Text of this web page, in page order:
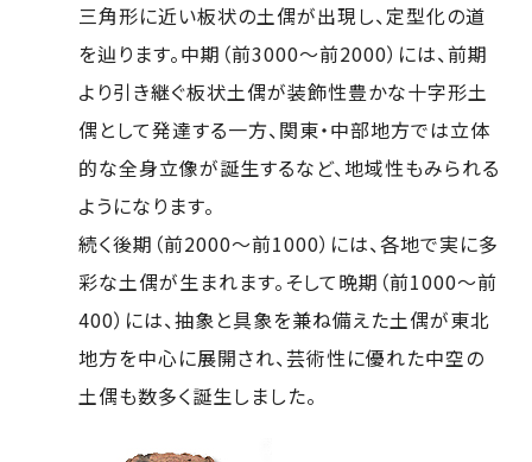
三角形に近い板状の土偶が出現し、定型化の道
を辿ります。中期（前3000～前2000）には、前期
より引き継ぐ板状土偶が装飾性豊かな十字形土
偶として発達する一方、関東・中部地方では立体
的な全身立像が誕生するなど、地域性もみられる
ようになります。
続く後期（前2000～前1000）には、各地で実に多
彩な土偶が生まれます。そして晩期（前1000～前
400）には、抽象と具象を兼ね備えた土偶が東北
地方を中心に展開され、芸術性に優れた中空の
土偶も数多く誕生しました。